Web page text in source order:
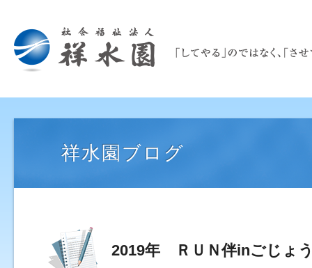
祥水園ブログ
2019年 ＲＵＮ伴inごじょ